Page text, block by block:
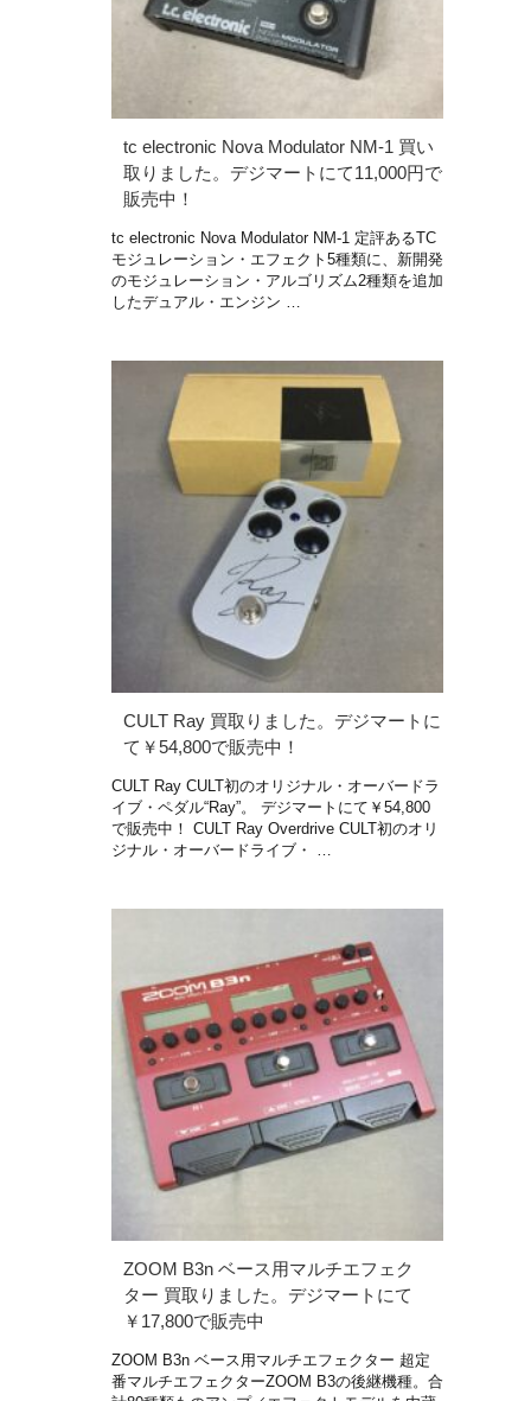
tc electronic Nova Modulator NM-1 買い
取りました。デジマートにて11,000円で
販売中！
tc electronic Nova Modulator NM-1 定評あるTC
モジュレーション・エフェクト5種類に、新開発
のモジュレーション・アルゴリズム2種類を追加
したデュアル・エンジン …
CULT Ray 買取りました。デジマートに
て￥54,800で販売中！
CULT Ray CULT初のオリジナル・オーバードラ
イブ・ペダル“Ray”。 デジマートにて￥54,800
で販売中！ CULT Ray Overdrive CULT初のオリ
ジナル・オーバードライブ・ …
ZOOM B3n ベース用マルチエフェク
ター 買取りました。デジマートにて
￥17,800で販売中
ZOOM B3n ベース用マルチエフェクター 超定
番マルチエフェクターZOOM B3の後継機種。合